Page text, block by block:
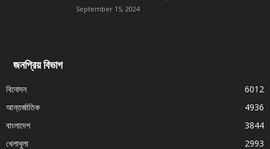
September 15, 2024
জনপ্রিয় বিভাগ
বিনোদন
6012
আন্তর্জাতিক
4936
বাংলাদেশ
3844
খেলাধুলা
2993